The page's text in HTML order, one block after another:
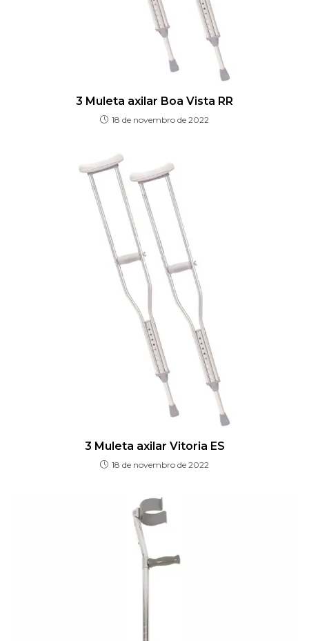
3 Muleta axilar Boa Vista RR
18 de novembro de 2022
3 Muleta axilar Vitoria ES
18 de novembro de 2022